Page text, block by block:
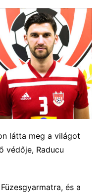
látta meg a világot
védője, Raducu
és a